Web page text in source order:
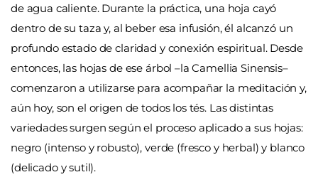
de agua caliente. Durante la práctica, una hoja cayó
dentro de su taza y, al beber esa infusión, él alcanzó un
profundo estado de claridad y conexión espiritual. Desde
entonces, las hojas de ese árbol –la Camellia Sinensis–
comenzaron a utilizarse para acompañar la meditación y,
aún hoy, son el origen de todos los tés. Las distintas
variedades surgen según el proceso aplicado a sus hojas:
negro (intenso y robusto), verde (fresco y herbal) y blanco
(delicado y sutil).